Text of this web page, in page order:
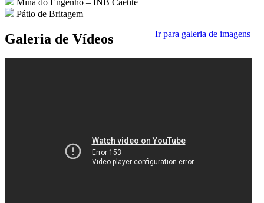
Pátio de Britagem
Ir para galeria de imagens
Galeria de Vídeos